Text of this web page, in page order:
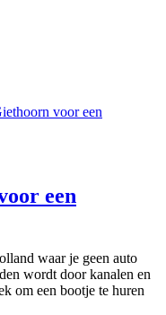
een
waar je geen auto
wordt door kanalen en
om een bootje te huren